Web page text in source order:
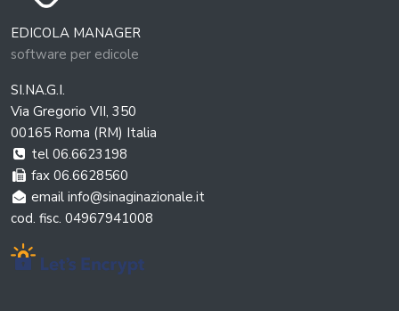
EDICOLA MANAGER
software per edicole
SI.NA.G.I.
Via Gregorio VII, 350
00165 Roma (RM) Italia
tel 06.6623198
fax 06.6628560
email info@sinaginazionale.it
cod. fisc. 04967941008